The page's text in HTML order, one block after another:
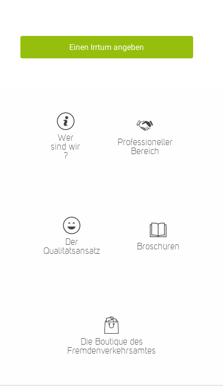
Einen Irrtum angeben
Wer
sind wir
?
Professioneller
Bereich
Der
Qualitätsansatz
Broschüren
Die Boutique des
Fremdenverkehrsamtes